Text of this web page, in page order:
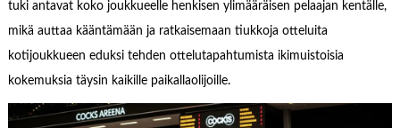
tuki antavat koko joukkueelle henkisen ylimääräisen pelaajan kentälle,
mikä auttaa kääntämään ja ratkaisemaan tiukkoja otteluita
kotijoukkueen eduksi tehden ottelutapahtumista ikimuistoisia
kokemuksia täysin kaikille paikallaolijoille.